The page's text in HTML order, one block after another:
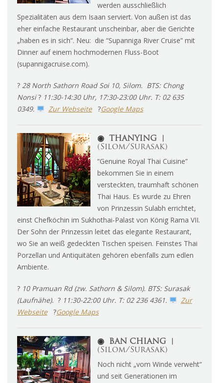
werden ausschließlich
Spezialitäten aus dem Isaan serviert. Von außen ist das
eher einfache Restaurant unscheinbar, aber die Gerichte
„haben es in sich“. Neu: die “Supanniga River Cruise” mit
Dinner auf einem hochmodernen Fluss-Boot
(supannigacruise.com).
? 28 North Sathorn Road Soi 10, Silom. BTS: Chong
Nonsi? 11:30-14:30 Uhr, 17:30-23:00 Uhr. T: 02 635
0349.
Zur Webseite ?Google Maps
◉
THANYING ︱
(Silom/Surasak)
“Genuine Royal Thai Cuisine”
bekommen Sie in einem
versteckten, traumhaft schönen
Thai Haus. Es wurde zu Ehren
von Prinzessin Sulabh errichtet,
einst Chefköchin im Sukhothai-Palast von König Rama VII.
Der Sohn der Prinzessin leitet das elegante Restaurant,
wo Sie an weiß gedeckten Tischen speisen. Feinstes Thai
Porzellan und Antiquitäten gehören ebenfalls zum edlen
Ambiente.
? 10 Pramuan Rd (zw. Sathorn & Silom). BTS: Surasak
(Laufnähe). ? 11:30-22:00 Uhr. T: 02 236 4361.
Zur
Webseite
?Google Maps
◉
BAN CHIANG ︱
(Silom/Surasak)
Noch nicht „vom Winde verweht“
und seit Generationen im